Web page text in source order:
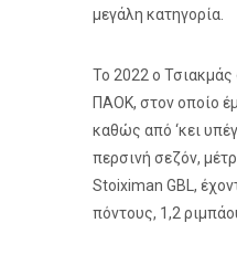
μεγάλη κατηγορία.
Το 2022 ο
ΠΑΟΚ, στον οποίο
καθώς από ‘κει
περσινή σεζόν,
Stoiximan GBL,
πόντους, 1,2